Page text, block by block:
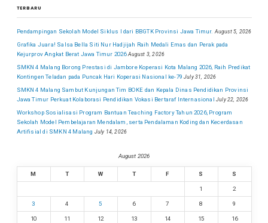
TERBARU
Pendampingan Sekolah Model Siklus I dari BBGTK Provinsi Jawa Timur. August 5, 2026
Grafika Juara! Salsa Bella Siti Nur Hadjijah Raih Medali Emas dan Perak pada
Kejurprov Angkat Berat Jawa Timur 2026 August 3, 2026
SMKN 4 Malang Borong Prestasi di Jambore Koperasi Kota Malang 2026, Raih Predikat
Kontingen Teladan pada Puncak Hari Koperasi Nasional ke-79 July 31, 2026
SMKN 4 Malang Sambut Kunjungan Tim BOKE dan Kepala Dinas Pendidikan Provinsi
Jawa Timur Perkuat Kolaborasi Pendidikan Vokasi Bertaraf Internasional July 22, 2026
Workshop Sosialisasi Program Bantuan Teaching Factory Tahun 2026, Program
Sekolah Model Pembelajaran Mendalam, serta Pendalaman Koding dan Kecerdasan
Artifisial di SMKN 4 Malang July 14, 2026
August 2026
M T W T F S S
1 2
3 4 5 6 7 8 9
10 11 12 13 14 15 16